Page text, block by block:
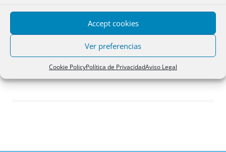
Accept cookies
Ver preferencias
Cookie PolicyPolítica de PrivacidadAviso Legal
Acceder
Registro
¿Has olvidado tu contraseña?